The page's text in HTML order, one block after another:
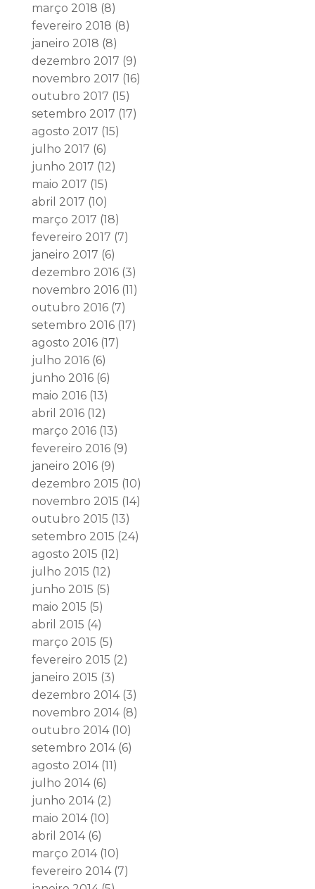
março 2018 (8)
fevereiro 2018 (8)
janeiro 2018 (8)
dezembro 2017 (9)
novembro 2017 (16)
outubro 2017 (15)
setembro 2017 (17)
agosto 2017 (15)
julho 2017 (6)
junho 2017 (12)
maio 2017 (15)
abril 2017 (10)
março 2017 (18)
fevereiro 2017 (7)
janeiro 2017 (6)
dezembro 2016(3)
novembro 2016(11)
outubro 2016(7)
setembro 2016(17)
agosto 2016(17)
julho 2016(6)
junho 2016(6)
maio 2016(13)
abril 2016(12)
março 2016(13)
fevereiro 2016(9)
janeiro 2016(9)
dezembro 2015 (10)
novembro 2015 (14)
outubro 2015 (13)
setembro 2015 (24)
agosto 2015 (12)
julho 2015 (12)
junho 2015 (5)
maio 2015 (5)
abril 2015 (4)
março 2015 (5)
fevereiro 2015 (2)
janeiro 2015 (3)
dezembro 2014(3)
novembro 2014(8)
outubro 2014(10)
setembro 2014(6)
agosto 2014(11)
julho 2014(6)
junho 2014(2)
maio 2014(10)
abril 2014(6)
março 2014(10)
fevereiro 2014(7)